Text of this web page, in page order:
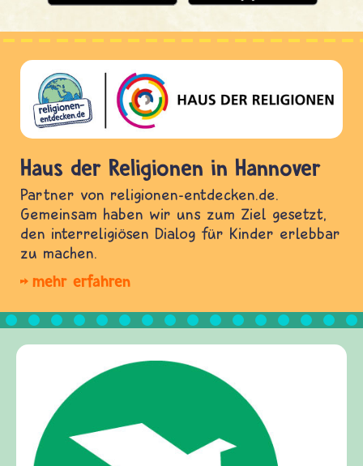
Haus der Religionen in Hannover
Partner von religionen-entdecken.de.
Gemeinsam haben wir uns zum Ziel gesetzt,
den interreligiösen Dialog für Kinder erlebbar
zu machen.
mehr erfahren